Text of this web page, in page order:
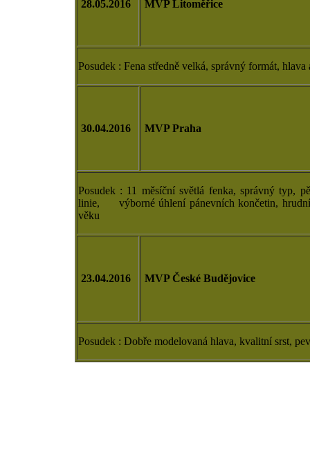
28.05.2016 MVP Litoměřice
Posudek : Fena středně velká, správný formát,
30.04.2016 MVP Praha
Posudek : 11 měsíční světlá fenka, správný typ,
linie, výborné úhlení pánevních končetin,
věku
23.04.2016 MVP České Budějovice
Posudek : Dobře modelovaná hlava, kvalitní srst,